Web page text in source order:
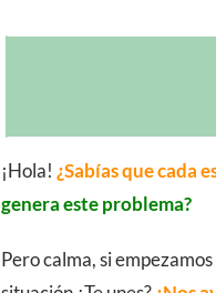
¡Hola! ¿Sabías que cada
genera este problema?
Pero calma, si